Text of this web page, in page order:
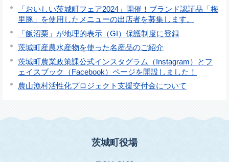
「おいしい茨城町フェア2024」開催！ブランド認証品「梅
里豚」を使用したメニューの出店者を募集します。
「飯沼栗」が地理的表示（GI）保護制度に登録
茨城町産農水産物を使った名産品のご紹介
茨城町農業政策課公式インスタグラム（Instagram）とフ
ェイスブック（Facebook）ページを開設しました！
農山漁村活性化プロジェクト支援交付金について
茨城町役場